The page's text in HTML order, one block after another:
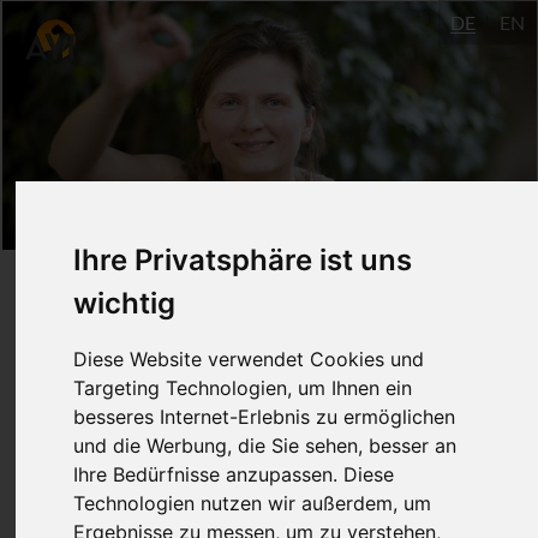
Ihre Privatsphäre ist uns
wichtig
Diese Website verwendet Cookies und
Targeting Technologien, um Ihnen ein
besseres Internet-Erlebnis zu ermöglichen
und die Werbung, die Sie sehen, besser an
Ihre Bedürfnisse anzupassen. Diese
Technologien nutzen wir außerdem, um
Ergebnisse zu messen, um zu verstehen,
DE EN
Yoga - geschmeidig in's
Wochenende (Fr 18:00
Uhr) - Basic
Mai - Juli 2018
Ulm